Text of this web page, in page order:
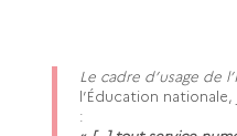
Le cadre d’usage de
l’Éducation nationale,
: